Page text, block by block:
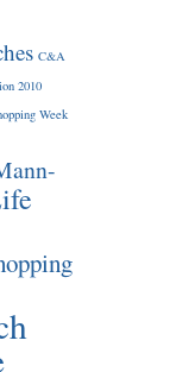
C&A
2010
Week